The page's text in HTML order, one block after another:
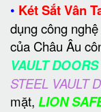
• Két Sắt Vân
dụng công
của Châu Âu
VAULT DOORS
STEEL VAULT
mặt, LION